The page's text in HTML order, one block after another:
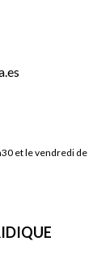
et le vendredi de